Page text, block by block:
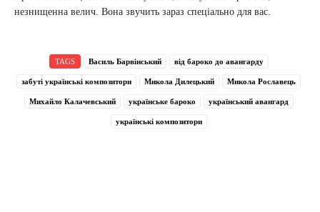
незнищенна велич. Вона звучить зараз спеціально для вас.
TAGS Василь Барвінський від бароко до авангарду
забуті українські композитори Микола Дилецький Микола Рославець
Михайло Калачевський українське бароко український авангард
українські композитори